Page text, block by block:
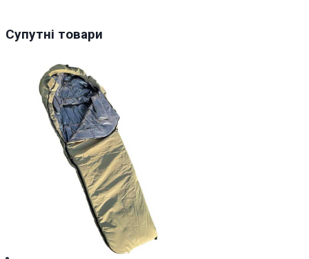
Супутні товари